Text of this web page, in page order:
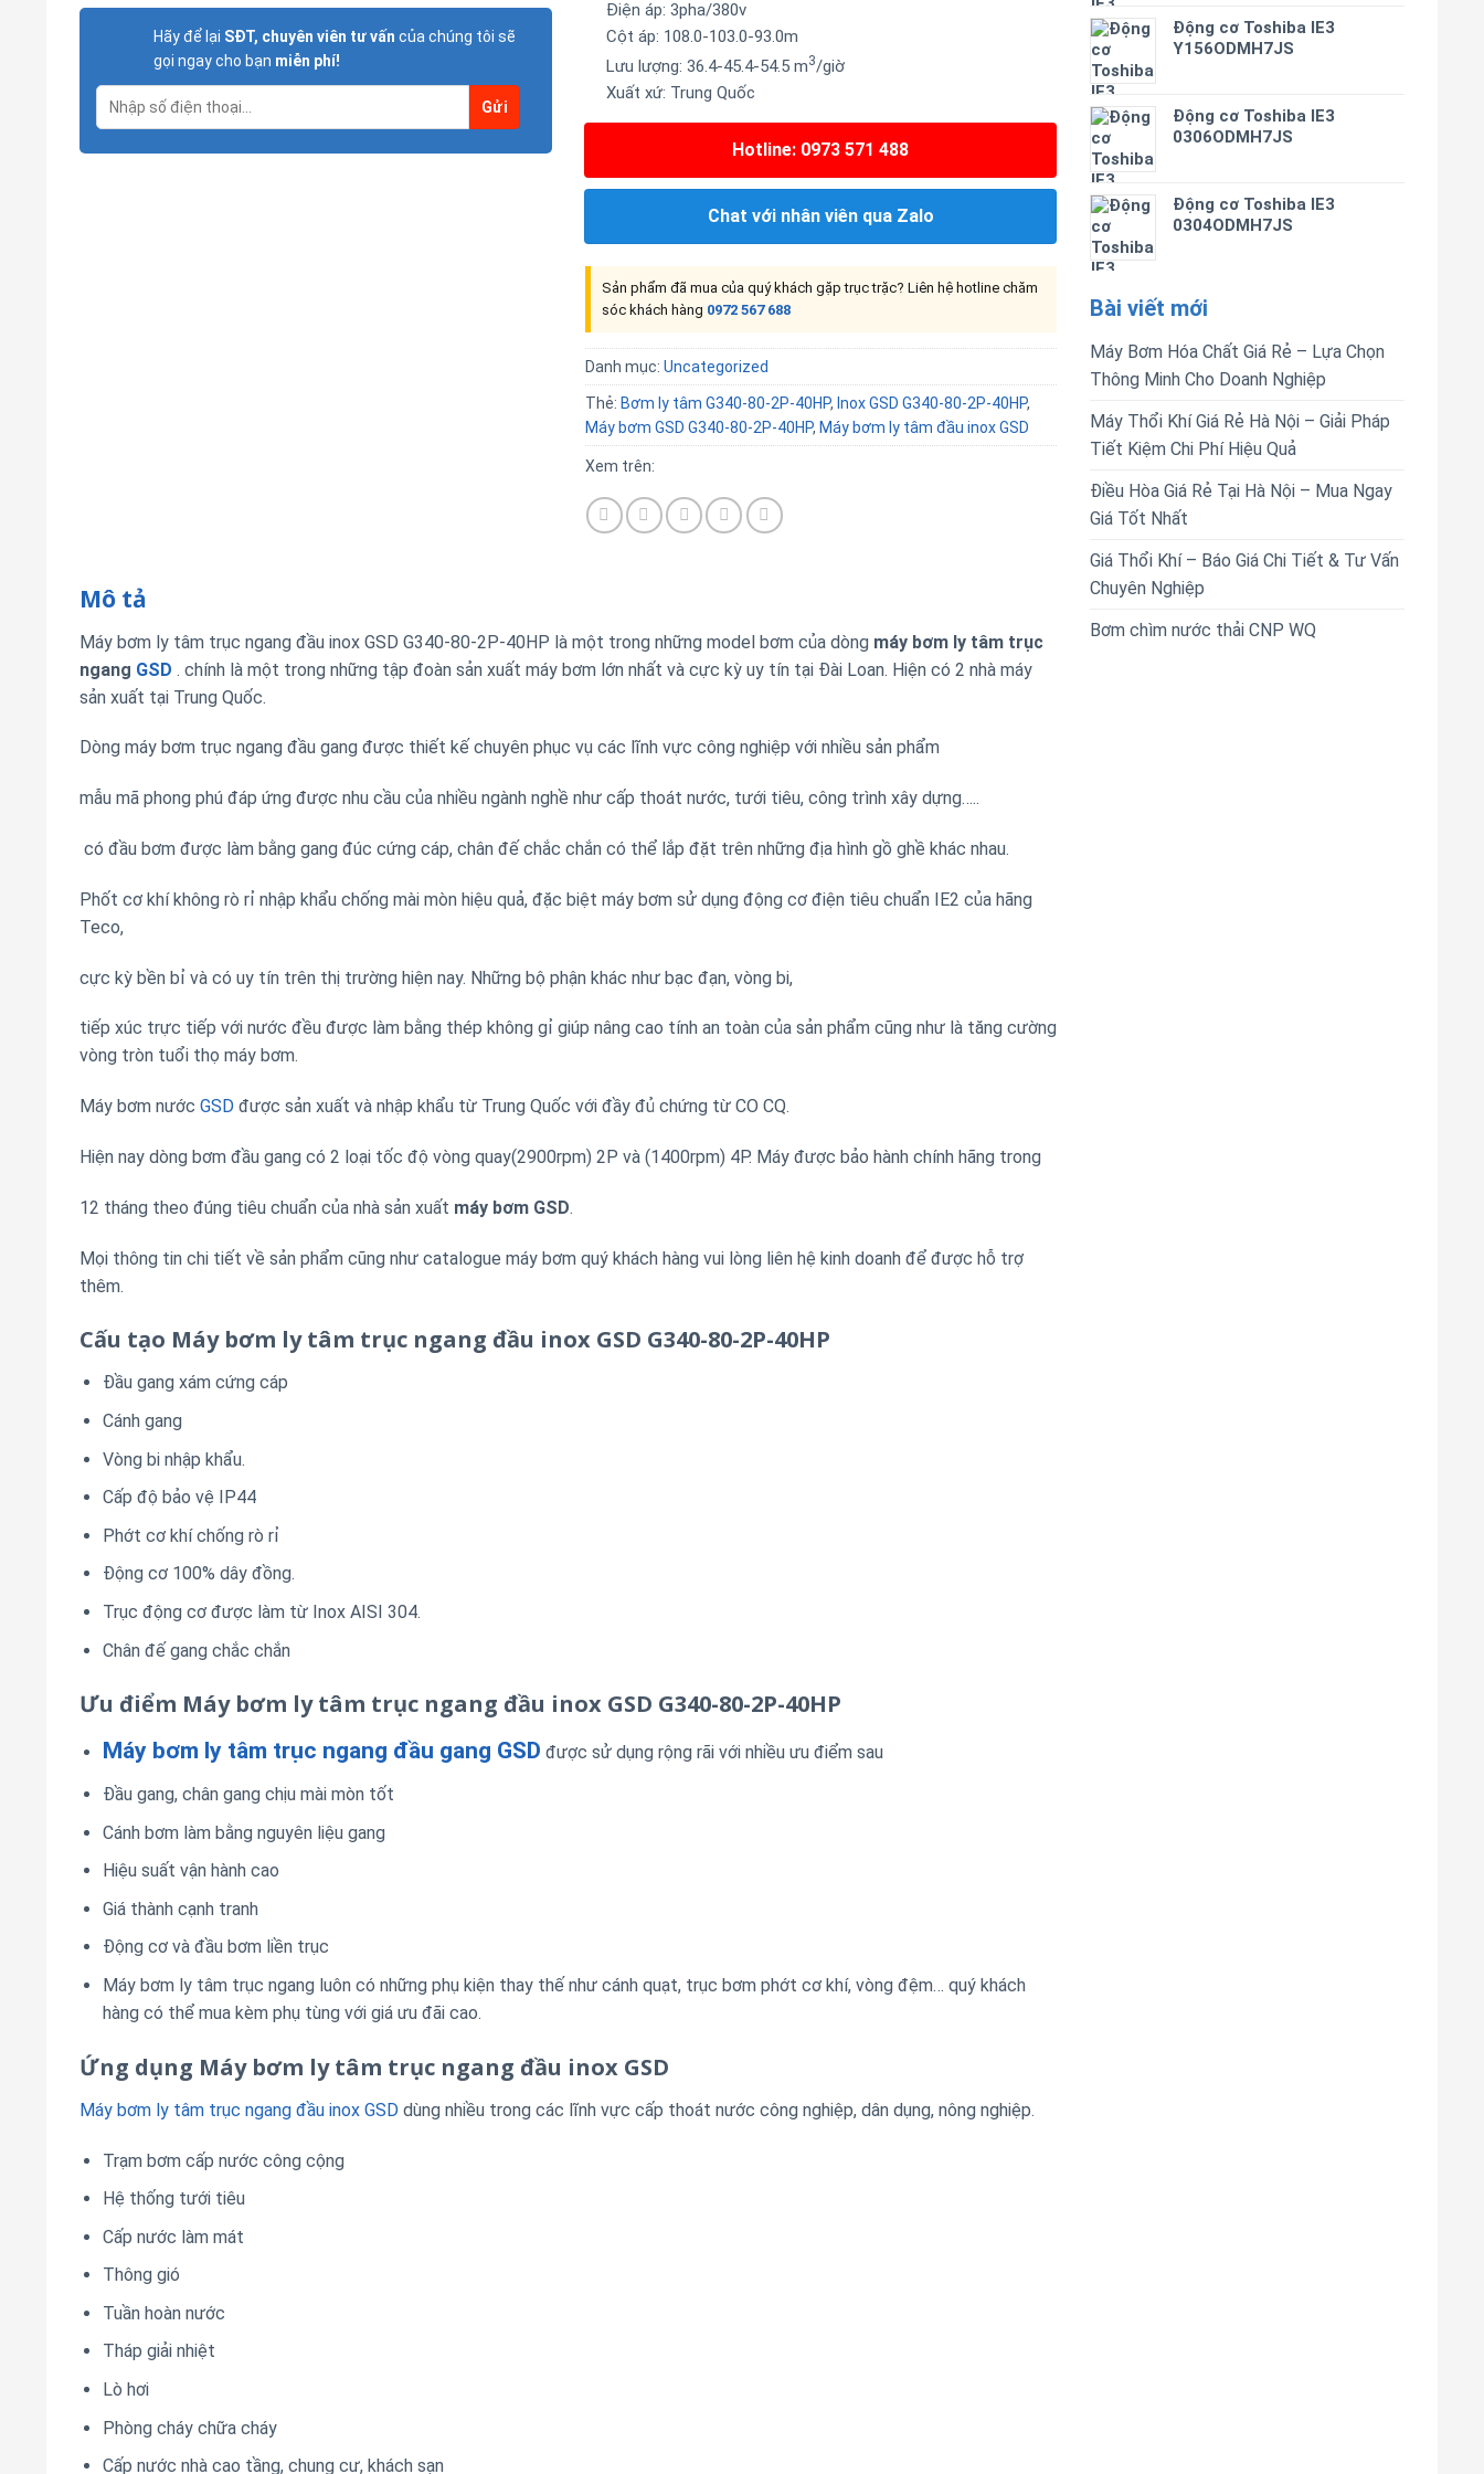
Động cơ Toshiba IE3
Y156ODMH7JS
Động cơ Toshiba IE3
0306ODMH7JS
Động cơ Toshiba IE3
0304ODMH7JS
Bài viết mới
Máy Bơm Hóa Chất Giá Rẻ – Lựa Chọn
Thông Minh Cho Doanh Nghiệp
Máy Thổi Khí Giá Rẻ Hà Nội – Giải Pháp
Tiết Kiệm Chi Phí Hiệu Quả
Điều Hòa Giá Rẻ Tại Hà Nội – Mua Ngay
Giá Tốt Nhất
Giá Thổi Khí – Báo Giá Chi Tiết & Tư Vấn
Chuyên Nghiệp
Bơm chìm nước thải CNP WQ
Hãy để lại SĐT, chuyên viên tư vấn của chúng tôi sẽ
gọi ngay cho bạn miễn phí!
Điện áp: 3pha/380v
Cột áp: 108.0-103.0-93.0m
Lưu lượng: 36.4-45.4-54.5 m3/giờ
Xuất xứ: Trung Quốc
Hotline: 0973 571 488
Chat với nhân viên qua Zalo
Sản phẩm đã mua của quý khách gặp trục trặc? Liên hệ hotline chăm
sóc khách hàng 0972 567 688
Danh mục: Uncategorized
Thẻ: Bơm ly tâm G340-80-2P-40HP, Inox GSD G340-80-2P-40HP,
Máy bơm GSD G340-80-2P-40HP, Máy bơm ly tâm đầu inox GSD
Xem trên:
Mô tả
Máy bơm ly tâm trục ngang đầu inox GSD G340-80-2P-40HP là một trong những model bơm của dòng máy bơm ly tâm trục
ngang GSD . chính là một trong những tập đoàn sản xuất máy bơm lớn nhất và cực kỳ uy tín tại Đài Loan. Hiện có 2 nhà máy
sản xuất tại Trung Quốc.
Dòng máy bơm trục ngang đầu gang được thiết kế chuyên phục vụ các lĩnh vực công nghiệp với nhiều sản phẩm
mẫu mã phong phú đáp ứng được nhu cầu của nhiều ngành nghề như cấp thoát nước, tưới tiêu, công trình xây dựng…..
có đầu bơm được làm bằng gang đúc cứng cáp, chân đế chắc chắn có thể lắp đặt trên những địa hình gồ ghề khác nhau.
Phốt cơ khí không rò rỉ nhập khẩu chống mài mòn hiệu quả, đặc biệt máy bơm sử dụng động cơ điện tiêu chuẩn IE2 của hãng
Teco,
cực kỳ bền bỉ và có uy tín trên thị trường hiện nay. Những bộ phận khác như bạc đạn, vòng bi,
tiếp xúc trực tiếp với nước đều được làm bằng thép không gỉ giúp nâng cao tính an toàn của sản phẩm cũng như là tăng cường
vòng tròn tuổi thọ máy bơm.
Máy bơm nước GSD được sản xuất và nhập khẩu từ Trung Quốc với đầy đủ chứng từ CO CQ.
Hiện nay dòng bơm đầu gang có 2 loại tốc độ vòng quay(2900rpm) 2P và (1400rpm) 4P. Máy được bảo hành chính hãng trong
12 tháng theo đúng tiêu chuẩn của nhà sản xuất máy bơm GSD.
Mọi thông tin chi tiết về sản phẩm cũng như catalogue máy bơm quý khách hàng vui lòng liên hệ kinh doanh để được hỗ trợ
thêm.
Cấu tạo Máy bơm ly tâm trục ngang đầu inox GSD G340-80-2P-40HP
Đầu gang xám cứng cáp
Cánh gang
Vòng bi nhập khẩu.
Cấp độ bảo vệ IP44
Phớt cơ khí chống rò rỉ
Động cơ 100% dây đồng.
Trục động cơ được làm từ Inox AISI 304.
Chân đế gang chắc chắn
Ưu điểm Máy bơm ly tâm trục ngang đầu inox GSD G340-80-2P-40HP
Máy bơm ly tâm trục ngang đầu gang GSD được sử dụng rộng rãi với nhiều ưu điểm sau
Đầu gang, chân gang chịu mài mòn tốt
Cánh bơm làm bằng nguyên liệu gang
Hiệu suất vận hành cao
Giá thành cạnh tranh
Động cơ và đầu bơm liền trục
Máy bơm ly tâm trục ngang luôn có những phụ kiện thay thế như cánh quạt, trục bơm phớt cơ khí, vòng đệm… quý khách
hàng có thể mua kèm phụ tùng với giá ưu đãi cao.
Ứng dụng Máy bơm ly tâm trục ngang đầu inox GSD
Máy bơm ly tâm trục ngang đầu inox GSD dùng nhiều trong các lĩnh vực cấp thoát nước công nghiệp, dân dụng, nông nghiệp.
Trạm bơm cấp nước công cộng
Hệ thống tưới tiêu
Cấp nước làm mát
Thông gió
Tuần hoàn nước
Tháp giải nhiệt
Lò hơi
Phòng cháy chữa cháy
Cấp nước nhà cao tầng, chung cư, khách sạn